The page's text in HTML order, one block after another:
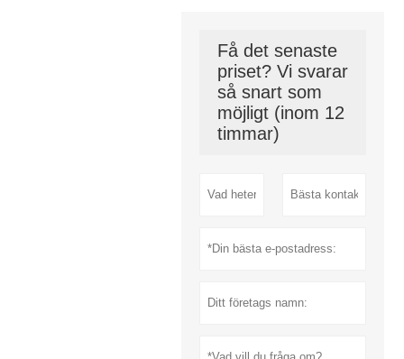
Få det senaste
priset? Vi svarar
så snart som
möjligt (inom 12
timmar)